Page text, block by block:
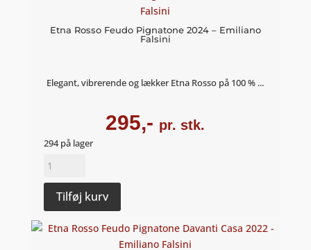
Maugeri
Etna Rosso Feudo Pignatone 2024 – Emiliano
Falsini
Elegant, vibrerende og lækker Etna Rosso på 100 % ...
295,- pr. stk.
294 på lager
Etna
Feudo
Pignatone
2024
Tilføj kurv